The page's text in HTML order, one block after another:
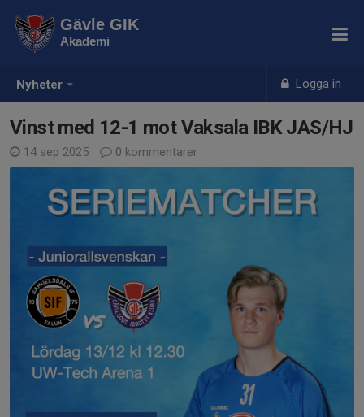
Nyheter Logga in
Gävle GIK
Akademi
Vinst med 12-1 mot Vaksala IBK JAS/HJ
14 sep 2025 0 kommentarer